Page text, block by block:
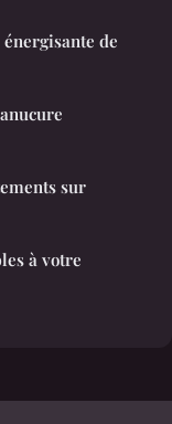
de
sur
à votre